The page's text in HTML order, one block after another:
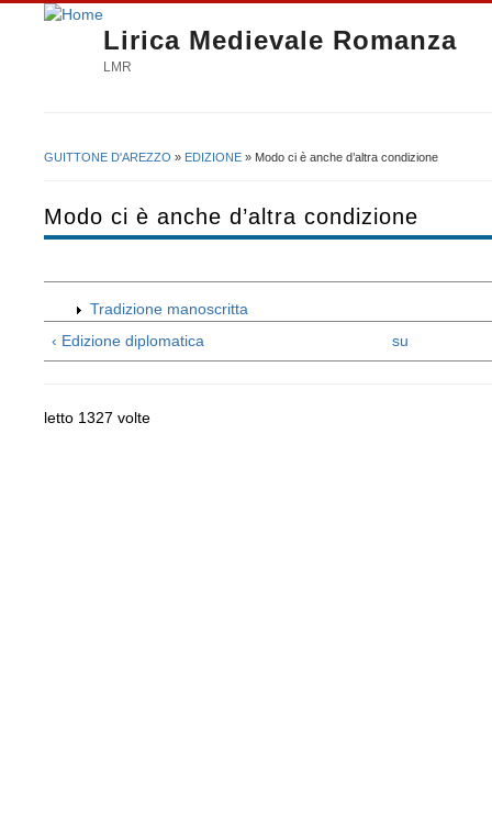
Lirica Medievale Romanza
LMR
GUITTONE D'AREZZO » EDIZIONE » Modo ci è anche d’altra condizione
Modo ci è anche d’altra condizione
Tradizione manoscritta
‹ Edizione diplomatica
su
letto 1327 volte